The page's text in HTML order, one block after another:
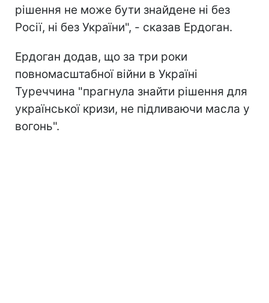
рішення не може бути знайдене ні без
Росії, ні без України", - сказав Ердоган.
Ердоган додав, що за три роки
повномасштабної війни в Україні
Туреччина "прагнула знайти рішення для
української кризи, не підливаючи масла у
вогонь".